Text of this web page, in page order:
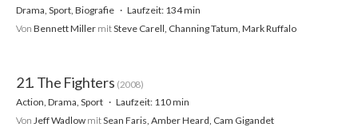
Drama, Sport, Biografie
Laufzeit: 134 min
Von Bennett Miller mitSteve Carell, Channing Tatum, Mark Ruffalo
21. The Fighters (2008)
Action, Drama, Sport
Laufzeit: 110 min
Von Jeff Wadlow mitSean Faris, Amber Heard, Cam Gigandet